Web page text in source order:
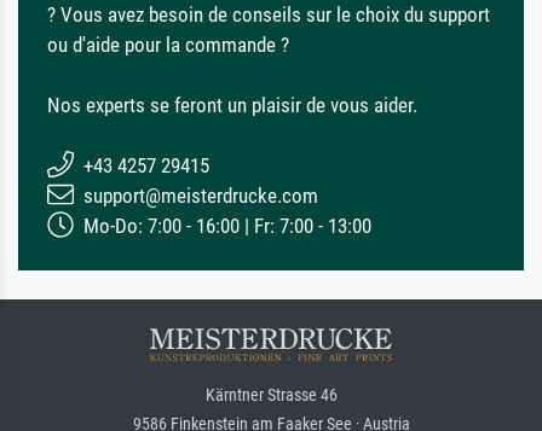
? Vous avez besoin de conseils sur le choix du support
ou d'aide pour la commande ?
Nos experts se feront un plaisir de vous aider.
+43 4257 29415
support@meisterdrucke.com
Mo-Do: 7:00 - 16:00 | Fr: 7:00 - 13:00
Kärntner Strasse 46
9586 Finkenstein am Faaker See · Austria